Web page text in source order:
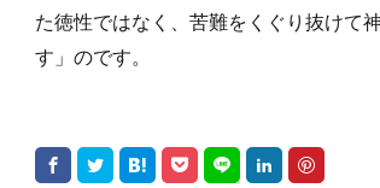
た徳性ではなく、苦難をくぐり抜けて
す」のです。